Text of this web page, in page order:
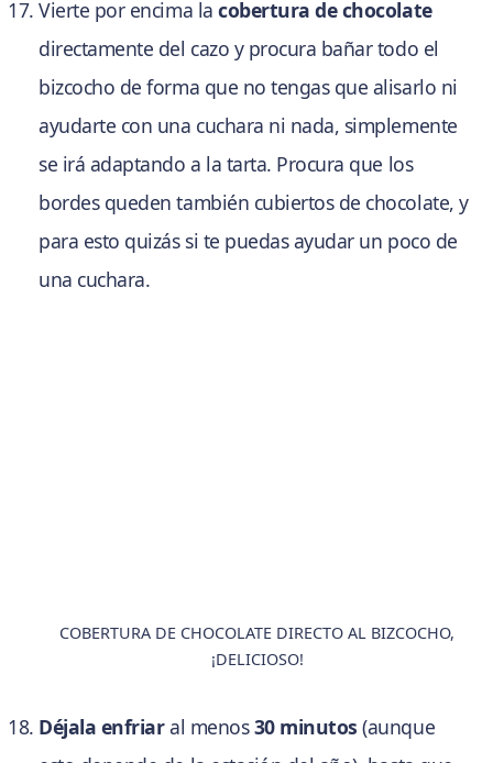
Vierte por encima lacobertura de chocolate
directamente del cazo y procura bañar todo el
bizcocho de forma que no tengas que alisarlo ni
ayudarte con una cuchara ni nada, simplemente
se irá adaptando a la tarta. Procura que los
bordes queden también cubiertos de chocolate, y
para esto quizás si te puedas ayudar un poco de
una cuchara.
COBERTURA DE CHOCOLATE DIRECTO AL BIZCOCHO,
¡DELICIOSO!
Déjala enfriaral menos30 minutos (aunque